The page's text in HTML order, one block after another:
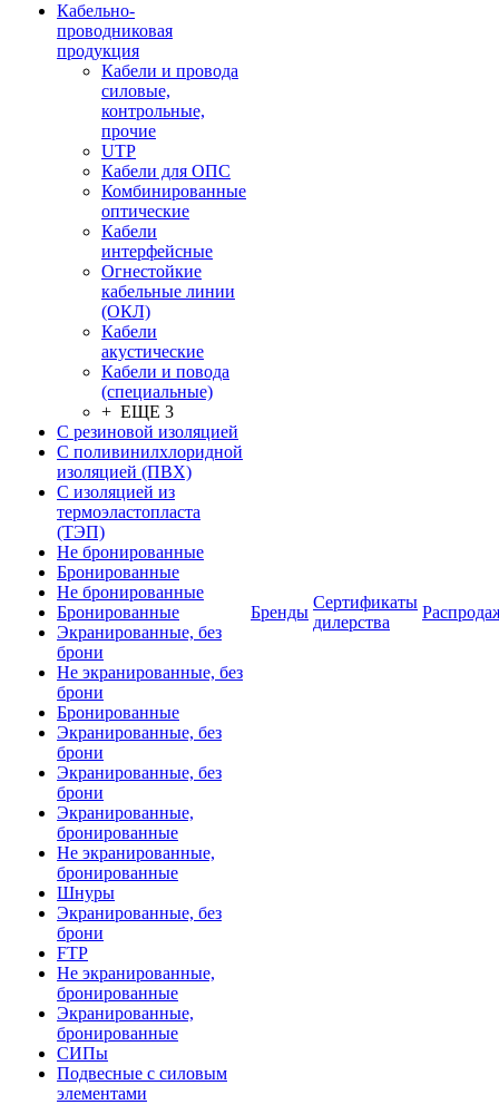
Кабельно-
проводниковая
продукция
Кабели и провода
силовые,
контрольные,
прочие
UTP
Кабели для ОПС
Комбинированные
оптические
Кабели
интерфейсные
Огнестойкие
кабельные линии
(ОКЛ)
Кабели
акустические
Кабели и повода
(специальные)
+ ЕЩЕ 3
С резиновой изоляцией
С поливинилхлоридной
изоляцией (ПВХ)
С изоляцией из
термоэластопласта
(ТЭП)
Не бронированные
Бронированные
Не бронированные
Бронированные
Экранированные, без
брони
Не экранированные, без
брони
Бронированные
Экранированные, без
брони
Экранированные, без
брони
Экранированные,
бронированные
Не экранированные,
бронированные
Шнуры
Экранированные, без
брони
FTP
Не экранированные,
бронированные
Экранированные,
бронированные
СИПы
Подвесные с силовым
элементами
Бренды
Сертификаты
дилерства